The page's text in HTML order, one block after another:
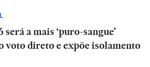
a mais ‘puro-sangue’
voto direto e expõe isolamento